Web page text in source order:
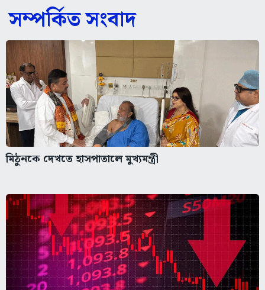
সম্পর্কিত সংবাদ
মিঠুনকে দেখতে হাসপাতালে মুখ্যমন্ত্রী